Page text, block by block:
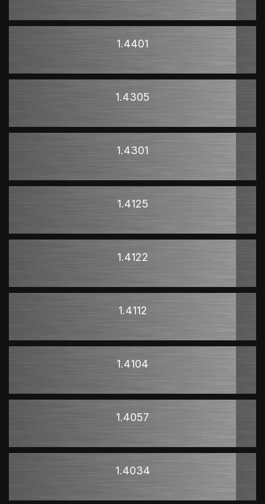
1.4401
1.4305
1.4301
1.4125
1.4122
1.4112
1.4104
1.4057
1.4034